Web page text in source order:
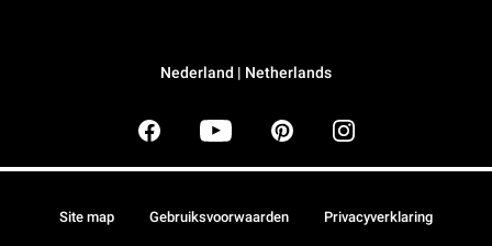
Nederland | Netherlands
Site map Gebruiksvoorwaarden Privacyverklaring